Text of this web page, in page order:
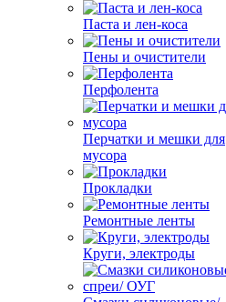
Паста и лен-коса
Пены и очистители
Перфолента
Перчатки и мешки для
мусора
Прокладки
Ремонтные ленты
Круги, электроды